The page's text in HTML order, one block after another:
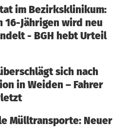
im Bezirksklinikum:
16-Jährigen wird neu
- BGH hebt Urteil
sich nach
in Weiden – Fahrer
Mülltransporte: Neuer